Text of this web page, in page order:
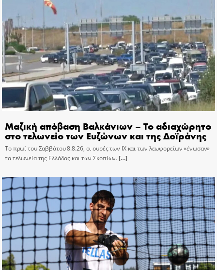
Μαζική απόβαση Βαλκάνιων – Το αδιαχώρητο
στο τελωνείο των Ευζώνων και της Δοϊράνης
Το πρωί του Σαββάτου 8.8.26, οι ουρές των ΙΧ και των λεωφορείων «ένωσαν»
τα τελωνεία της Ελλάδας και των Σκοπίων.[…]